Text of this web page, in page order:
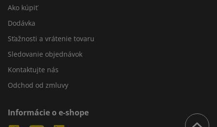
Ako kúpiť
Dodávka
Sťažnosti a vrátenie tovaru
Sledovanie objednávok
Kontaktujte nás
Odchod od zmluvy
Informácie o e-shope